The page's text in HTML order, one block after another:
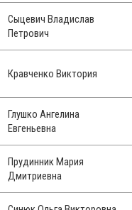
Сыцевич Владислав
Петрович
Кравченко Виктория
Глушко Ангелина
Евгеньевна
Прудинник Мария
Дмитриевна